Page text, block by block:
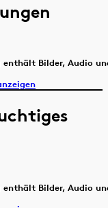
enthält Bilder, Audio
enthält Bilder, Audio